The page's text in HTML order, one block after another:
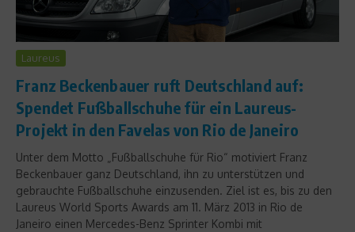
Laureus
Franz Beckenbauer ruft Deutschland auf:
Spendet Fußballschuhe für ein Laureus-
Projekt in den Favelas von Rio de Janeiro
Unter dem Motto „Fußballschuhe für Rio“ motiviert Franz
Beckenbauer ganz Deutschland, ihn zu unterstützen und
gebrauchte Fußballschuhe einzusenden. Ziel ist es, bis zu den
Laureus World Sports Awards am 11. März 2013 in Rio de
Janeiro einen Mercedes-Benz Sprinter Kombi mit